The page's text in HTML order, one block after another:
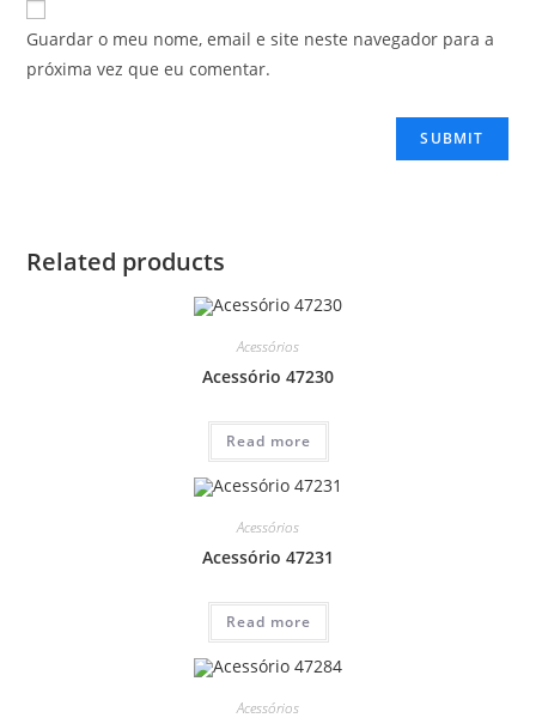
Guardar o meu nome, email e site neste navegador para a
próxima vez que eu comentar.
Related products
Acessórios
Acessório 47230
Read more
Acessórios
Acessório 47231
Read more
Acessórios